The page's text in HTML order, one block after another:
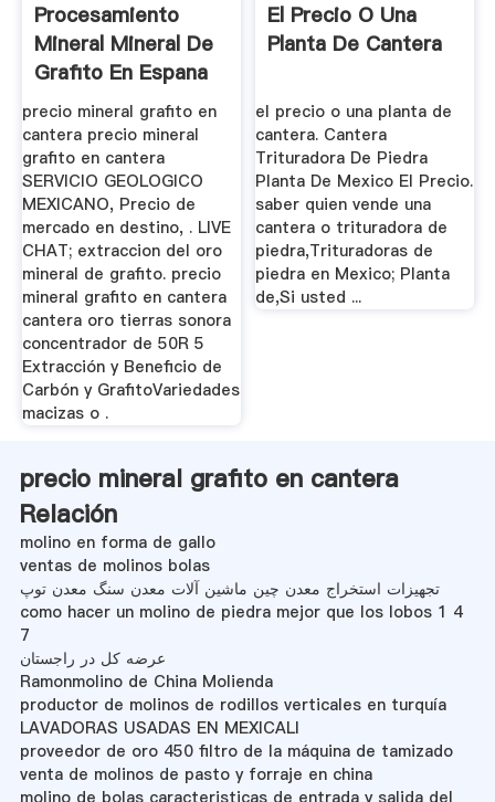
Procesamiento
Mineral Mineral De
Grafito En Espana
...
precio mineral grafito en
cantera precio mineral
grafito en cantera
SERVICIO GEOLOGICO
MEXICANO, Precio de
mercado en destino, . LIVE
CHAT; extraccion del oro
mineral de grafito. precio
mineral grafito en cantera
cantera oro tierras sonora
concentrador de 50R 5
Extracción y Beneficio de
Carbón y GrafitoVariedades
macizas o .
El Precio O Una
Planta De Cantera
el precio o una planta de
cantera. Cantera
Trituradora De Piedra
Planta De Mexico El Precio.
saber quien vende una
cantera o trituradora de
piedra,Trituradoras de
piedra en Mexico; Planta
de,Si usted ...
precio mineral grafito en cantera
Relación
molino en forma de gallo
ventas de molinos bolas
تجهیزات استخراج معدن چین ماشین آلات معدن سنگ معدن توپ
como hacer un molino de piedra mejor que los lobos 1 4
7
عرضه کل در راجستان
Ramonmolino de China Molienda
productor de molinos de rodillos verticales en turquía
LAVADORAS USADAS EN MEXICALI
proveedor de oro 450 filtro de la máquina de tamizado
venta de molinos de pasto y forraje en china
molino de bolas caracteristicas de entrada y salida del